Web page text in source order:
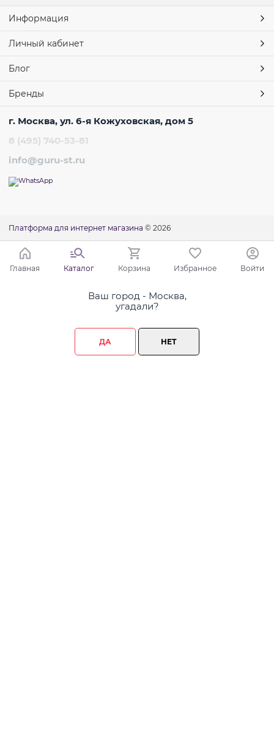
Информация
Личный кабинет
Блог
Бренды
г. Москва, ул. 6-я Кожуховская, дом 5
8 (495) 740-53-81
info@guru-st.ru
Платформа для интернет магазина © 2026
Главная Каталог Корзина Избранное Войти
Ваш город - Москва,
угадали?
ДА НЕТ